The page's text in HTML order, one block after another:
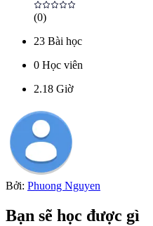
(0)
23 Bài học
0 Học viên
2.18 Giờ
Bởi: Phuong Nguyen
Bạn sẽ học được gì